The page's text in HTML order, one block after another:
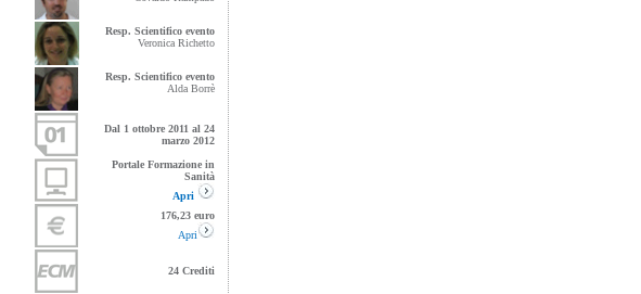
Resp. Scientifico evento
Veronica Richetto
Resp. Scientifico evento
Alda Borrè
Dal 1 ottobre 2011 al 24
marzo 2012
Portale Formazione in
Sanità
Apri
176,23 euro
Apri
24 Crediti